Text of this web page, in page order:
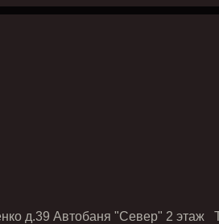
д.39 Автобаня "Север" 2 этаж